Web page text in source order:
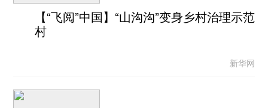
【“飞阅”中国】“山沟沟”变身乡村治理示范
村
新华网